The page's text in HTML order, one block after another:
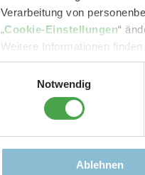
Verarbeitung von
„Cookie-Einstellungen“
Weitere Informationen
Notwendig
Ablehnen
-
-